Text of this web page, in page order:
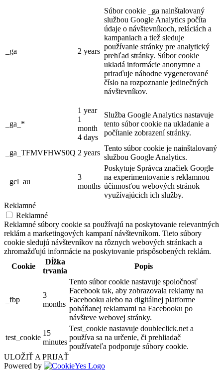
_ga 2 years
Súbor cookie _ga nainštalovaný
službou Google Analytics počíta
údaje o návštevníkoch, reláciách a
kampaniach a tiež sleduje
používanie stránky pre analytický
prehľad stránky. Súbor cookie
ukladá informácie anonymne a
priraďuje náhodne vygenerované
číslo na rozpoznanie jedinečných
návštevníkov.
_ga_*
1 year
1
month
4 days
Služba Google Analytics nastavuje
tento súbor cookie na ukladanie a
počítanie zobrazení stránky.
_ga_TFMVFHWS0Q 2 years
Tento súbor cookie je nainštalovaný
službou Google Analytics.
_gcl_au
3
months
Poskytuje Správca značiek Google
na experimentovanie s reklamnou
účinnosťou webových stránok
využívajúcich ich služby.
Reklamné
Reklamné
Reklamné súbory cookie sa používajú na poskytovanie relevantných
reklám a marketingových kampaní návštevníkom. Tieto súbory
cookie sledujú návštevníkov na rôznych webových stránkach a
zhromažďujú informácie na poskytovanie prispôsobených reklám.
Cookie
Dĺžka
trvania
Popis
_fbp
3
months
Tento súbor cookie nastavuje spoločnosť
Facebook tak, aby zobrazovala reklamy na
Facebooku alebo na digitálnej platforme
poháňanej reklamami na Facebooku po
návšteve webovej stránky.
test_cookie
15
minutes
Test_cookie nastavuje doubleclick.net a
používa sa na určenie, či prehliadač
používateľa podporuje súbory cookie.
ULOŽIŤ A PRIJAŤ
Powered by